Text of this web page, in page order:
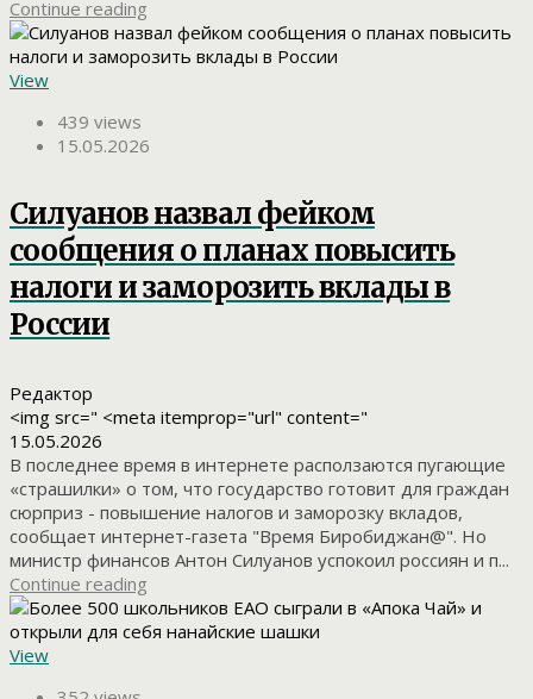
Continue reading
View
439 views
15.05.2026
Силуанов назвал фейком
сообщения о планах повысить
налоги и заморозить вклады в
России
Редактор
<img src=" <meta itemprop="url" content="
15.05.2026
В последнее время в интернете расползаются пугающие
«страшилки» о том, что государство готовит для граждан
сюрприз - повышение налогов и заморозку вкладов,
сообщает интернет-газета "Время Биробиджан@". Но
министр финансов Антон Силуанов успокоил россиян и п...
Continue reading
View